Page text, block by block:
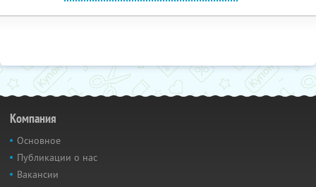
Компания
Основное
Публикации о нас
Вакансии